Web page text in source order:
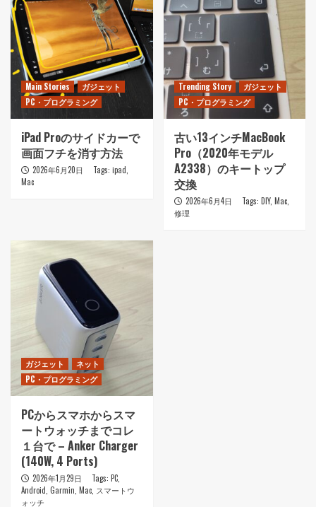
Main Stories
ガジェット
PC・プログラミング
iPad Proのサイドカーで
画面フチを消す方法
2026年6月20日 Tags: ipad,
Mac
Trending Story
ガジェット
PC・プログラミング
古い13インチMacBook
Pro（2020年モデル
A2338）のキートップ
交換
2026年6月4日 Tags: DIY, Mac,
修理
ガジェット
ネット
PC・プログラミング
PCからスマホからスマ
ートウォッチまでコレ
１台で – Anker Charger
(140W, 4 Ports)
2026年1月29日 Tags: PC,
Android, Garmin, Mac, スマートウ
ォッチ